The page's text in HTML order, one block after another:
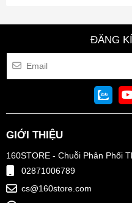
ĐĂNG
GIỚI THIỆU
160STORE - Chuỗi Phân Phối
02871006789
cs@160store.com